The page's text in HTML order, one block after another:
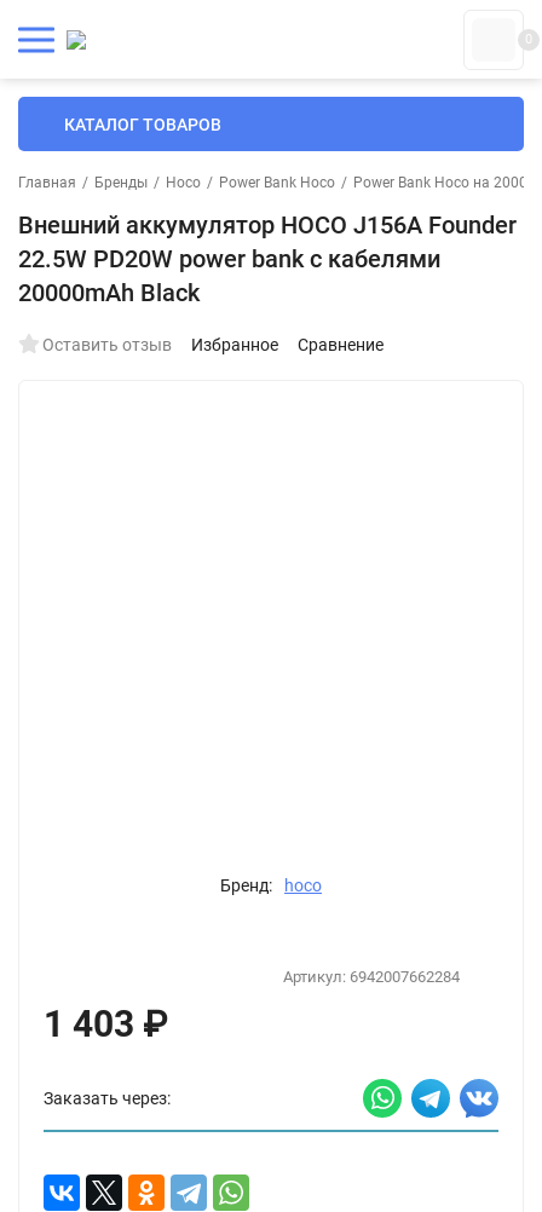
0
КАТАЛОГ ТОВАРОВ
Главная / Бренды / Hoco / Power Bank Hoco / Power Bank Hoco на 20000
Внешний аккумулятор HOCO J156A Founder
22.5W PD20W power bank с кабелями
20000mAh Black
Оставить отзыв Избранное Сравнение
Бренд: hoco
Артикул: 6942007662284
1 403 ₽
Заказать через: